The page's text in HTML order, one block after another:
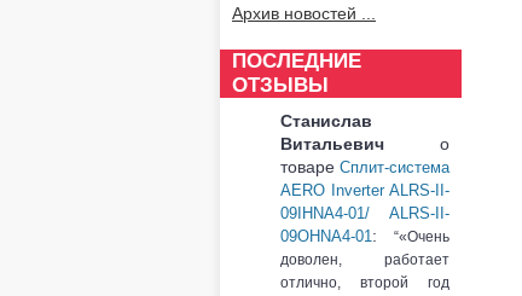
Архив новостей ...
ПОСЛЕДНИЕ
ОТЗЫВЫ
Станислав
Витальевич о
товаре Сплит-система
AERO Inverter ALRS-II-
09IHNA4-01/ ALRS-II-
09OHNA4-01:
«Очень
доволен, работает
отлично, второй год